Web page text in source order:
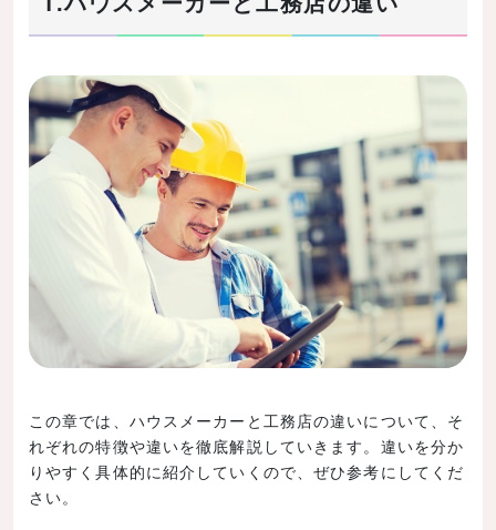
大手ハウスメーカー
2-2.設計やデザインを自由に決めたい場合は工務店
2-3.本体価格を抑えたいなら工務店・ローコストハウ
スメーカー
3.悩む場合はまずは資料請求しよう
この章では、ハウスメーカーと工務店の違いについて、そ
れぞれの特徴や違いを徹底解説していきます。違いを分か
りやすく具体的に紹介していくので、ぜひ参考にしてくだ
さい。